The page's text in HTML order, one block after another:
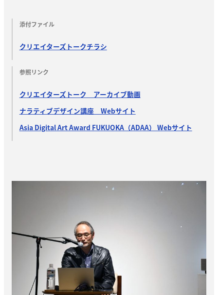
添付ファイル
クリエイターズトークチラシ
参照リンク
クリエイターズトーク アーカイブ動画
ナラティブデザイン講座 Webサイト
Asia Digital Art Award FUKUOKA（ADAA） Webサイト